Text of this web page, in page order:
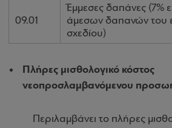
09.01
Έμμεσες δαπάνες (7%
άμεσων δαπανών του
σχεδίου)
Πλήρες μισθολογικό κόστος
νεοπροσλαμβανόμενου
Περιλαμβάνει το πλήρες